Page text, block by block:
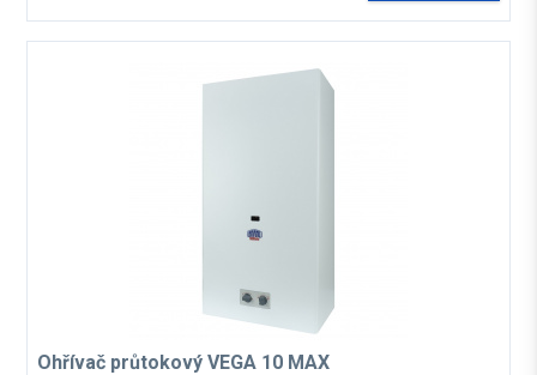
Ohřívač průtokový VEGA 10 MAX